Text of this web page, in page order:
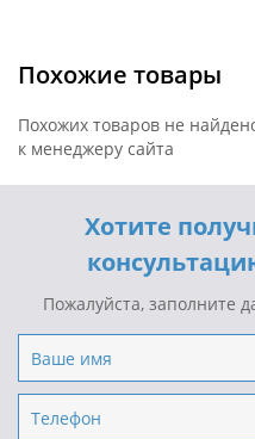
Похожие товары
Похожих товаров не
к менеджеру сайта
Хотите
Пожалуйста, заполните